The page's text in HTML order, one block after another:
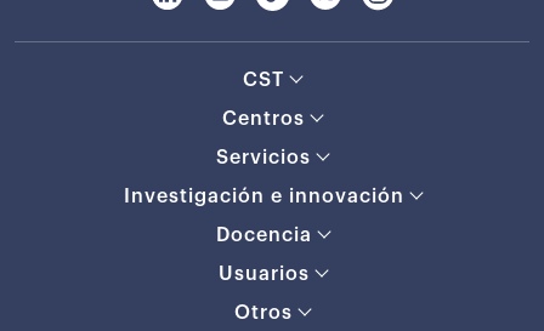
CST
Centros
Servicios
Investigación e innovación
Docencia
Usuarios
Otros